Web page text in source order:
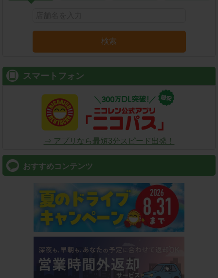
検索
スマートフォン
⇒ アプリなら最短3分スピード出発！
おすすめコンテンツ